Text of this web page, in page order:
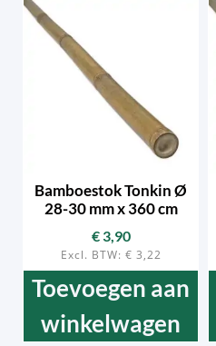
Bamboestok Tonkin Ø
28-30 mm x 360 cm
€3,90
Excl. BTW: € 3,22
Toevoegen aan
winkelwagen